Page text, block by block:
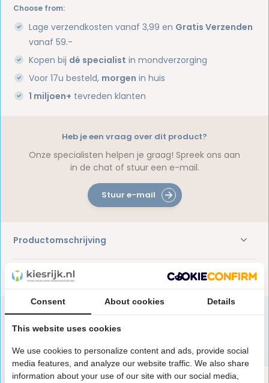
Choose from:
Lage verzendkosten vanaf 3,99 en Gratis Verzenden
vanaf 59.-
Kopen bij dé specialist in mondverzorging
Voor 17u besteld, morgen in huis
1 miljoen+ tevreden klanten
Productomschrijving
Reviews
Heb je een vraag over dit product?
Onze specialisten helpen je graag! Spreek ons aan
in de chat of stuur een e-mail.
Stuur e-mail
Speciaal aanbevolen voor jou
Consent About cookies Details
This website uses cookies
We use cookies to personalize content and ads, provide social
media features, and analyze our website traffic. We also share
information about your use of our site with our social media,